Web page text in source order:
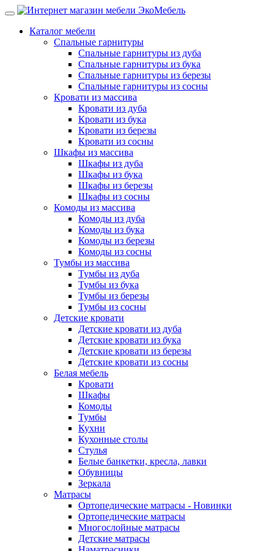
Каталог мебели
Спальные гарнитуры
Спальные гарнитуры из дуба
Спальные гарнитуры из бука
Спальные гарнитуры из березы
Спальные гарнитуры из сосны
Кровати из массива
Кровати из дуба
Кровати из бука
Кровати из березы
Кровати из сосны
Шкафы из массива
Шкафы из дуба
Шкафы из бука
Шкафы из березы
Шкафы из сосны
Комоды из массива
Комоды из дуба
Комоды из бука
Комоды из березы
Комоды из сосны
Тумбы из массива
Тумбы из дуба
Тумбы из бука
Тумбы из березы
Тумбы из сосны
Детские кровати
Детские кровати из дуба
Детские кровати из бука
Детские кровати из березы
Детские кровати из сосны
Белая мебель
Кровати
Шкафы
Комоды
Тумбы
Кухни
Кухонные столы
Стулья
Белые банкетки, кресла, лавки
Обувницы
Зеркала
Матрасы
Ортопедические матрасы - Новинки
Ортопедические матрасы
Многослойные матрасы
Детские матрасы